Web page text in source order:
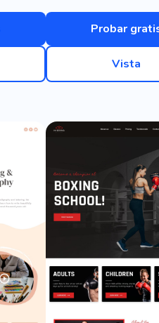
Probar
Vista